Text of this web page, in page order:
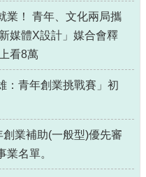
業！ 青年、文化兩局攜
媒體X設計」媒合會釋
看8萬
：青年創業挑戰賽」初
創業補助(一般型)優先審
業名單。